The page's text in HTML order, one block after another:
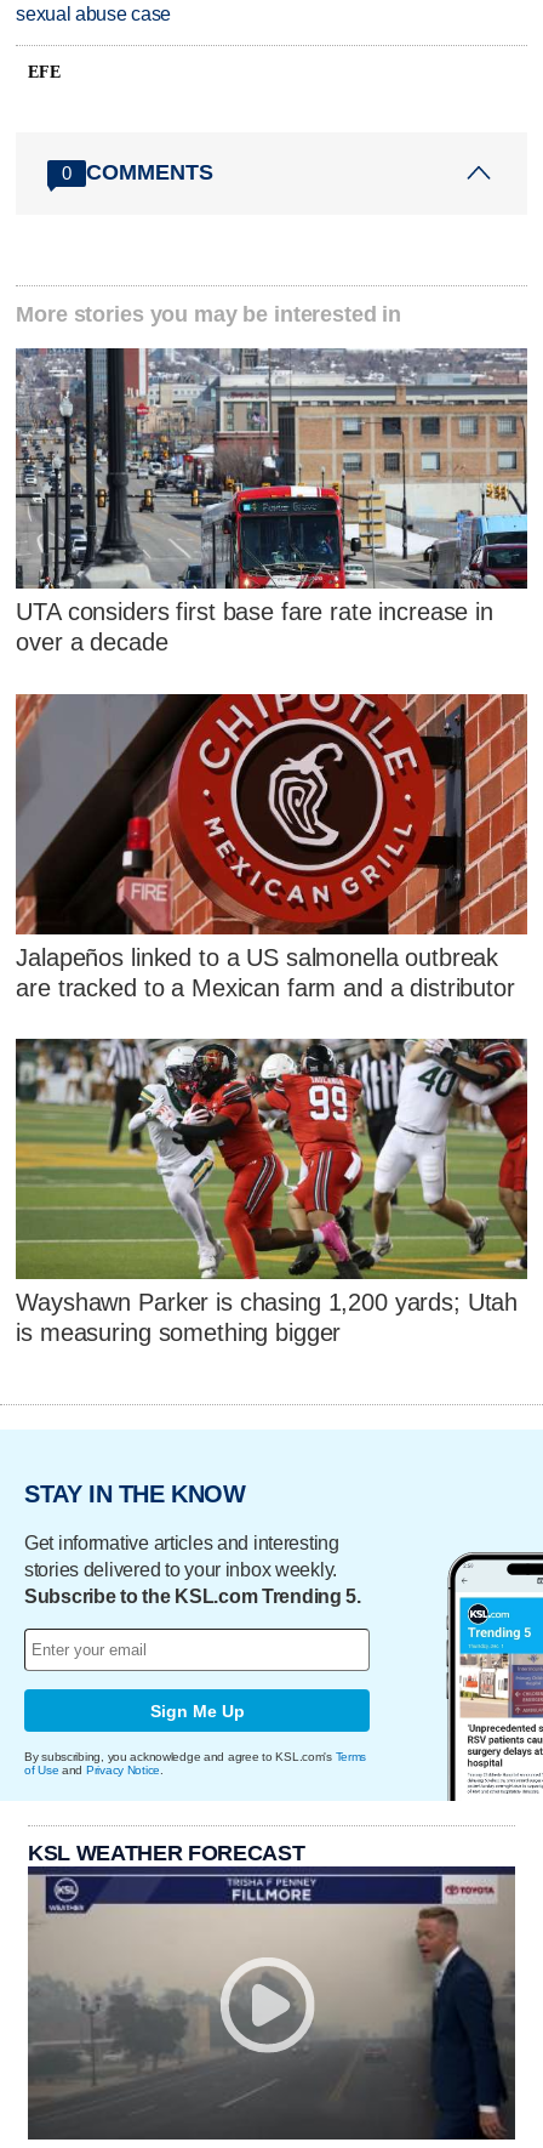
sexual abuse case
EFE
0 COMMENTS
More stories you may be interested in
UTA considers first base fare rate increase in
over a decade
Jalapeños linked to a US salmonella outbreak
are tracked to a Mexican farm and a distributor
Wayshawn Parker is chasing 1,200 yards; Utah
is measuring something bigger
STAY IN THE KNOW
Get informative articles and interesting
stories delivered to your inbox weekly.
Subscribe to the KSL.com Trending 5.
Sign Me Up
By subscribing, you acknowledge and agree to KSL.com's Terms
of Use and Privacy Notice
KSL WEATHER FORECAST